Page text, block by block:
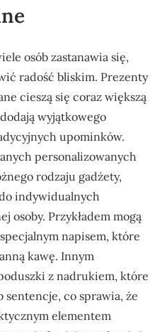
osób zastanawia się,
radość bliskim. Prezenty
cieszą się coraz większą
wyjątkowego
upominków.
personalizowanych
rodzaju gadżety,
indywidualnych
osoby. Przykładem mogą
napisem, które
kawę. Innym
z nadrukiem, które
sentencje, co sprawia, że
elementem